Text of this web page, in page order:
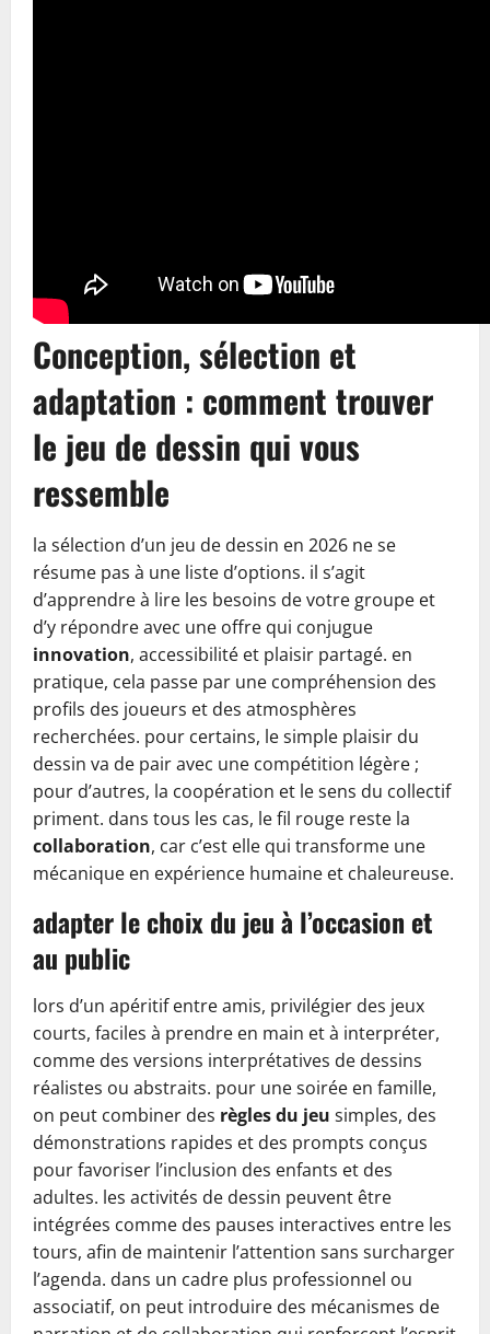
Conception, sélection et
adaptation : comment trouver
le jeu de dessin qui vous
ressemble
la sélection d’un jeu de dessin en 2026 ne se
résume pas à une liste d’options. il s’agit
d’apprendre à lire les besoins de votre groupe et
d’y répondre avec une offre qui conjugue
innovation, accessibilité et plaisir partagé. en
pratique, cela passe par une compréhension des
profils des joueurs et des atmosphères
recherchées. pour certains, le simple plaisir du
dessin va de pair avec une compétition légère ;
pour d’autres, la coopération et le sens du collectif
priment. dans tous les cas, le fil rouge reste la
collaboration, car c’est elle qui transforme une
mécanique en expérience humaine et chaleureuse.
adapter le choix du jeu à l’occasion et
au public
lors d’un apéritif entre amis, privilégier des jeux
courts, faciles à prendre en main et à interpréter,
comme des versions interprétatives de dessins
réalistes ou abstraits. pour une soirée en famille,
on peut combiner des règles du jeu simples, des
démonstrations rapides et des prompts conçus
pour favoriser l’inclusion des enfants et des
adultes. les activités de dessin peuvent être
intégrées comme des pauses interactives entre les
tours, afin de maintenir l’attention sans surcharger
l’agenda. dans un cadre plus professionnel ou
associatif, on peut introduire des mécanismes de